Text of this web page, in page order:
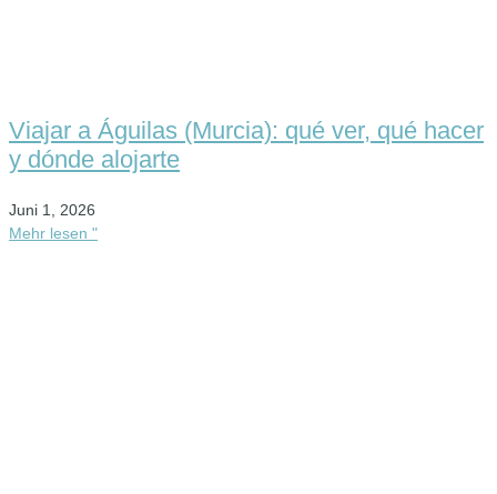
Viajar a Águilas (Murcia): qué ver, qué hacer
y dónde alojarte
Juni 1, 2026
Mehr lesen "